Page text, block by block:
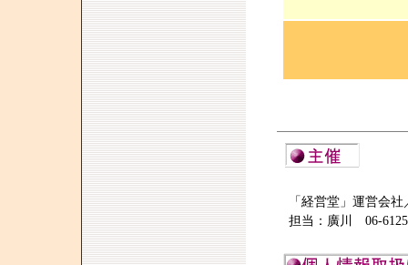
「経営堂」運営会
担当：廣川 06-